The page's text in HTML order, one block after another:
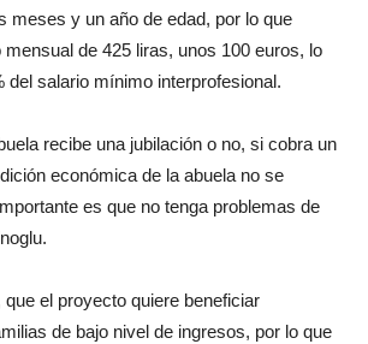
meses y un año de edad, por lo que
mensual de 425 liras, unos 100 euros, lo
del salario mínimo interprofesional.
recibe una jubilación o no, si cobra un
económica de la abuela no se
es que no tenga problemas de
el proyecto quiere beneficiar
de bajo nivel de ingresos, por lo que